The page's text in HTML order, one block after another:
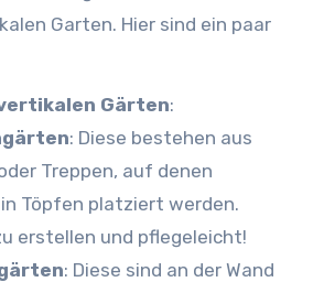
Garten. Hier sind ein paar
Gärten:
: Diese bestehen aus
Treppen, auf denen
Töpfen platziert werden.
erstellen und pflegeleicht!
: Diese sind an der Wand